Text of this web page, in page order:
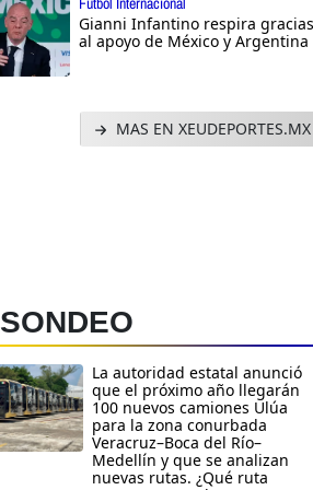
Gianni Infantino respira gracias
al apoyo de México y Argentina
MAS EN XEUDEPORTES.MX
SONDEO
La autoridad estatal anunció
que el próximo año llegarán
100 nuevos camiones Ulúa
para la zona conurbada
Veracruz–Boca del Río–
Medellín y que se analizan
nuevas rutas. ¿Qué ruta